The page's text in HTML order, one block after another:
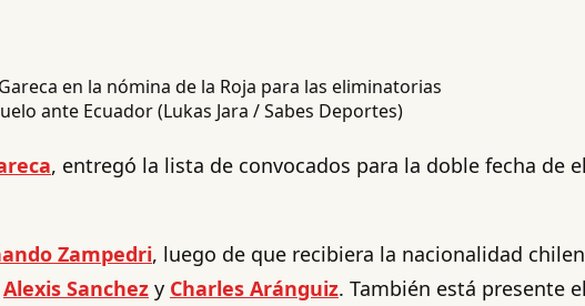
ante Ecuador (Lukas Jara / Sabes Deportes)
, entregó la lista de convocados para la doble fecha de
Zampedri, luego de que recibiera la nacionalidad
Alexis Sanchez y Charles Aránguiz. También está presente